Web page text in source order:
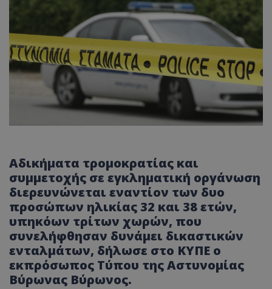
Αδικήματα τρομοκρατίας και
συμμετοχής σε εγκληματική οργάνωση
διερευνώνεται εναντίον των δυο
προσώπων ηλικίας 32 και 38 ετών,
υπηκόων τρίτων χωρών, που
συνελήφθησαν δυνάμει δικαστικών
ενταλμάτων, δήλωσε στο ΚΥΠΕ ο
εκπρόσωπος Τύπου της Αστυνομίας
Βύρωνας Βύρωνος.